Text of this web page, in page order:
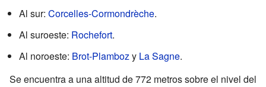
Al sur: Corcelles-Cormondrèche.
Al suroeste: Rochefort.
Al noroeste: Brot-Plambozy La Sagne.
Se encuentra a una altitud de 772 metros sobre el nivel del